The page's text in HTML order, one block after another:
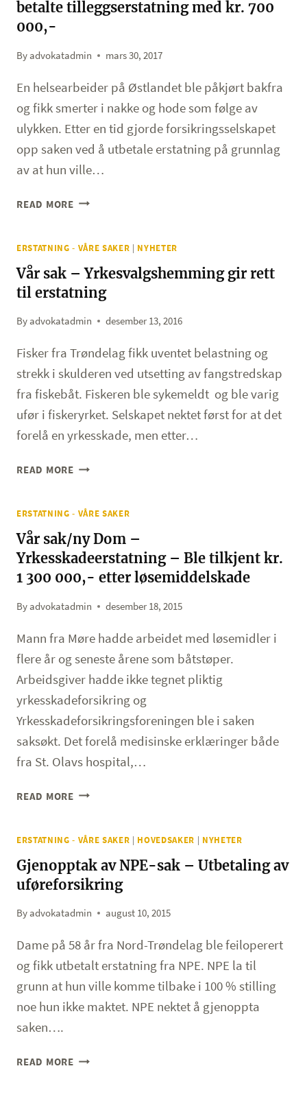
YRKESSKADEERSTATNING
betalte tilleggserstatning med kr. 700
000,-
Byadvokatadmin mars 30, 2017
En helsearbeider på Østlandet ble påkjørt bakfra
og fikk smerter i nakke og hode som følge av
ulykken. Etter en tid gjorde forsikringsselskapet
opp saken ved å utbetale erstatning på grunnlag
av at hun ville…
READ MOREGJENNOPPTAK
BETALTE
TILLEGGSERSTATNING
MED
KR.
700
ERSTATNING - VÅRE SAKER | NYHETER
Vår sak – Yrkesvalgshemming gir rett
til erstatning
Byadvokatadmin desember 13, 2016
Fisker fra Trøndelag fikk uventet belastning og
strekk i skulderen ved utsetting av fangstredskap
fra fiskebåt. Fiskeren ble sykemeldt og ble varig
ufør i fiskeryrket. Selskapet nektet først for at det
forelå en yrkesskade, men etter…
READ MOREVÅR
YRKESVALGSHEMMING
RETT
TIL
ERSTATNING
ERSTATNING - VÅRE SAKER
Vår sak/ny Dom –
Yrkesskadeerstatning – Ble tilkjent kr.
1 300 000,- etter løsemiddelskade
Byadvokatadmin desember 18, 2015
Mann fra Møre hadde arbeidet med løsemidler i
flere år og seneste årene som båtstøper.
Arbeidsgiver hadde ikke tegnet pliktig
yrkesskadeforsikring og
Yrkesskadeforsikringsforeningen ble i saken
saksøkt. Det forelå medisinske erklæringer både
fra St. Olavs hospital,…
READ MOREVÅR
–
YRKESSKADEERSTATNING
–
BLE
TILKJENT
1
000,-
ETTER
LØSEMIDDELSKADE
ERSTATNING - VÅRE SAKER | HOVEDSAKER | NYHETER
Gjenopptak av NPE-sak – Utbetaling av
uføreforsikring
Byadvokatadmin august 10, 2015
Dame på 58 år fra Nord-Trøndelag ble feiloperert
og fikk utbetalt erstatning fra NPE. NPE la til
grunn at hun ville komme tilbake i 100 % stilling
noe hun ikke maktet. NPE nektet å gjenoppta
saken….
READ MOREGJENOPPTAK